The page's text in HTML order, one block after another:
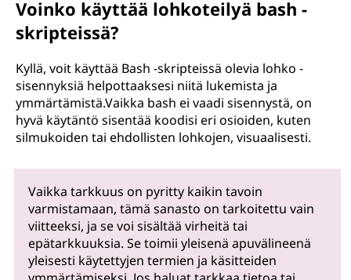
Voinko käyttää lohkoteilyä bash -
skripteissä?
Kyllä, voit käyttää Bash -skripteissä olevia lohko -
sisennyksiä helpottaaksesi niitä lukemista ja
ymmärtämistä.Vaikka bash ei vaadi sisennystä, on
hyvä käytäntö sisentää koodisi eri osioiden, kuten
silmukoiden tai ehdollisten lohkojen, visuaalisesti.
Vaikka tarkkuus on pyritty kaikin tavoin
varmistamaan, tämä sanasto on tarkoitettu vain
viitteeksi, ja se voi sisältää virheitä tai
epätarkkuuksia. Se toimii yleisenä apuvälineenä
yleisesti käytettyjen termien ja käsitteiden